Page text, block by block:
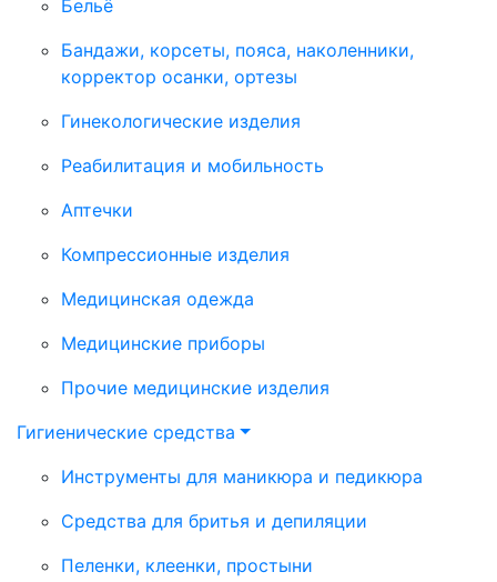
Бельё
Бандажи, корсеты, пояса, наколенники,
корректор осанки, ортезы
Гинекологические изделия
Реабилитация и мобильность
Аптечки
Компрессионные изделия
Медицинская одежда
Медицинские приборы
Прочие медицинские изделия
Гигиенические средства
Инструменты для маникюра и педикюра
Средства для бритья и депиляции
Пеленки, клеенки, простыни